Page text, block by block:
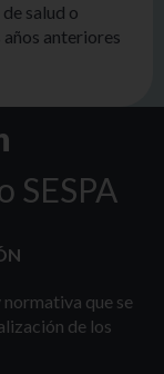
salud o
anteriores
que se
de los